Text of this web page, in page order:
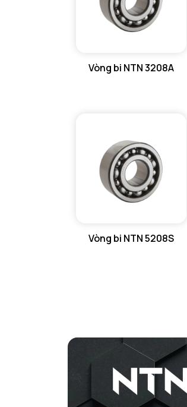
VÒNG BI CHẶN TRỤC NTN
GỐI ĐỠ NTN
MÁY GIA NHIỆT NTN
Vòng bi NTN 3208A
Vòng bi NTN 5208S